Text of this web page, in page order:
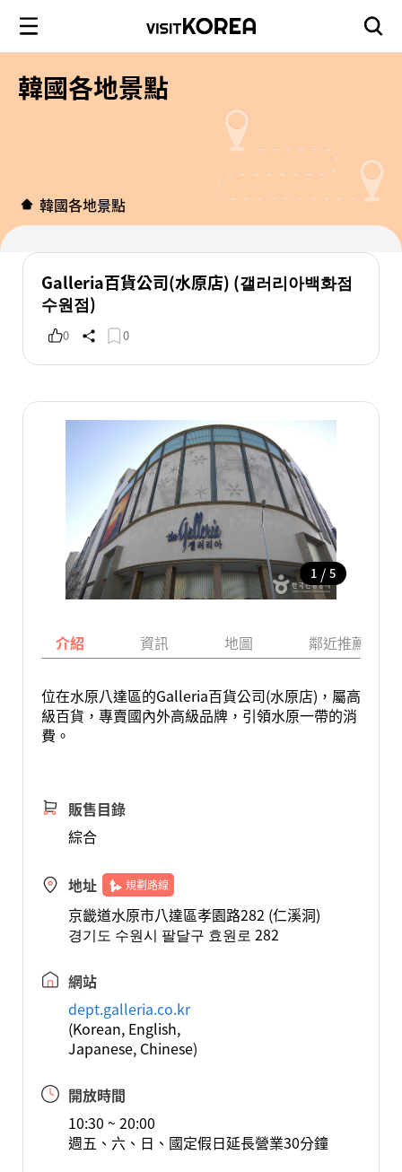
韓國各地景點
韓國各地景點
Galleria百貨公司(水原店) (갤러리아백화점
수원점)
0 0
1 / 5
介紹 資訊 地圖 鄰近推薦景點
位在水原八達區的Galleria百貨公司(水原店)，屬高
級百貨，專賣國內外高級品牌，引領水原一帶的消
費。
販售目錄
綜合
地址 規劃路線
京畿道水原市八達區孝園路282 (仁溪洞)
경기도 수원시 팔달구 효원로 282
網站
dept.galleria.co.kr
(Korean, English,
Japanese, Chinese)
開放時間
10:30 ~ 20:00
週五、六、日、國定假日延長營業30分鐘